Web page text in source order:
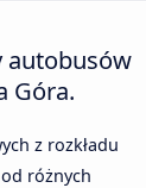
autobusów
Góra.
z rozkładu
różnych